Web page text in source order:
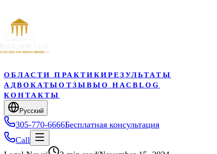
ОБЛАСТИ ПРАКТИКИРЕЗУЛЬТАТЫ
АДВОКАТЫОТЗЫВЫО НАСBLOG
КОНТАКТЫ
Pyccкий
305-770-6666Бесплатная консультация
Call